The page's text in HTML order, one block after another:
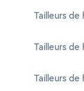
Tailleurs de
Tailleurs de
Tailleurs de